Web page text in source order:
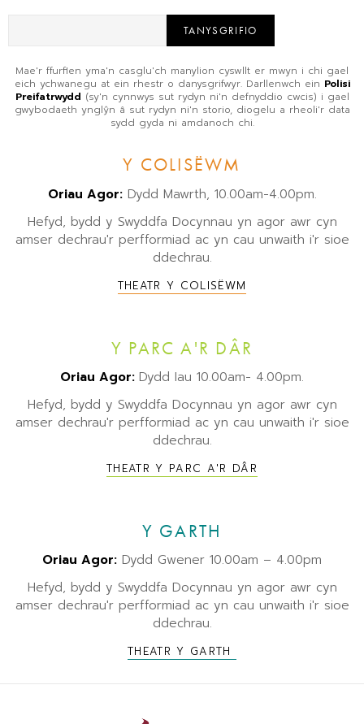
TANYSGRIFIO
Mae'r ffurflen yma'n casglu'ch manylion cyswllt er mwyn i chi gael
eich ychwanegu at ein rhestr o danysgrifwyr. Darllenwch ein Polisi
Preifatrwydd (sy'n cynnwys sut rydyn ni'n defnyddio cwcis) i gael
gwybodaeth ynglŷn â sut rydyn ni'n storio, diogelu a rheoli'r data
sydd gyda ni amdanoch chi.
Y COLISËWM
Oriau Agor:Dydd Mawrth, 10.00am-4.00pm.
Hefyd, bydd y Swyddfa Docynnau yn agor awr cyn
amser dechrau'r perfformiad ac yn cau unwaith i'r sioe
ddechrau.
THEATR Y COLISËWM
Y PARC A'R DÂR
Oriau Agor: Dydd Iau 10.00am- 4.00pm.
Hefyd, bydd y Swyddfa Docynnau yn agor awr cyn
amser dechrau'r perfformiad ac yn cau unwaith i'r sioe
ddechrau.
THEATR Y PARC A'R DÂR
Y GARTH
Oriau Agor: Dydd Gwener 10.00am – 4.00pm
Hefyd, bydd y Swyddfa Docynnau yn agor awr cyn
amser dechrau'r perfformiad ac yn cau unwaith i'r sioe
ddechrau.
THEATR Y GARTH